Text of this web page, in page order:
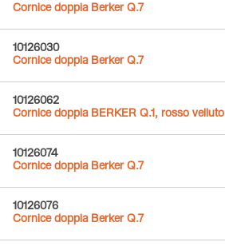
Cornice doppia Berker Q.7
10126030
Cornice doppia Berker Q.7
10126062
Cornice doppia BERKER Q.1, rosso velluto
10126074
Cornice doppia Berker Q.7
10126076
Cornice doppia Berker Q.7